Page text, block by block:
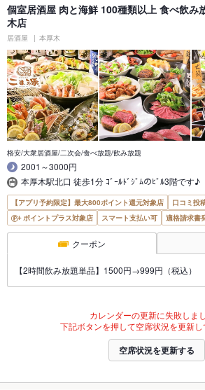
個室居酒屋 肉と海鮮 100種類以上 食べ飲み
木店
居酒屋 本厚木
格安/大衆居酒屋/二次会/食べ放題/飲み放題
2001～3000円
本厚木駅北口 徒歩1分 ｺﾞｰﾙﾄﾞｼﾞﾑのﾋﾞﾙ3階です♪
【アプリ予約限定】最大800ポイント還元対象店
口コミ投
ポイントプラス対象店
スマート支払い可 適格請求書
クーポン
【2時間飲み放題単品】1500円→999円（税込）
カレンダーの更新に失敗しまし
下記ボタンを押して空席状況を更新し
空席状況を更新する